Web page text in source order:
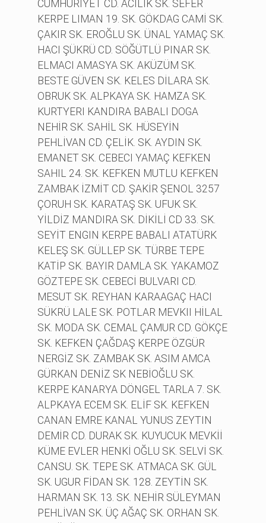
CUMHURİYET CD. ACILIK SK. SEFER
KERPE LIMAN 19. SK. GÖKDAG CAMİ SK.
ÇAKIR SK. EROĞLU SK. ÜNAL YAMAÇ SK.
HACI ŞÜKRÜ CD. SÖĞÜTLÜ PINAR SK.
ELMACI AMASYA SK. AKÜZÜM SK.
BESTE GÜVEN SK. KELES DİLARA SK.
OBRUK SK. ALPKAYA SK. HAMZA SK.
KURTYERI KANDIRA BABALI DOGA
NEHİR SK. SAHİL SK. HÜSEYİN
PEHLİVAN CD. ÇELİK. SK. AYDIN SK.
EMANET SK. CEBECI YAMAÇ KEFKEN
SAHIL 24. SK. KEFKEN MUTLU KEFKEN
ZAMBAK İZMİT CD. ŞAKİR ŞENOL 3257
ÇORUH SK. KARATAŞ SK. UFUK SK.
YİLDİZ MANDIRA SK. DİKİLİ CD 33. SK.
SEYİT ENGIN KERPE BABALI ATATÜRK
KELEŞ SK. GÜLLEP SK. TÜRBE TEPE
KATİP SK. BAYIR DAMLA SK. YAKAMOZ
GÖZTEPE SK. CEBECİ BULVARI CD.
MESUT SK. REYHAN KARAAGAÇ HACI
SÜKRÜ LALE SK. POTLAR MEVKII HİLAL
SK. MODA SK. CEMAL ÇAMUR CD. GÖKÇE
SK. KEFKEN ÇAĞDAŞ KERPE ÖZGÜR
NERGİZ SK. ZAMBAK SK. ASIM AMCA
GÜRKAN DENİZ SK NEBİOĞLU SK.
KERPE KANARYA DÖNGEL TARLA 7. SK.
ALPKAYA ECEM SK. ELİF SK. KEFKEN
CANAN EMRE KANAL YUNUS ZEYTIN
DEMİR CD. DURAK SK. KUYUCUK MEVKİİ
KÜME EVLER HENKİ OĞLU SK. SELVİ SK.
CANSU. SK. TEPE SK. ATMACA SK. GÜL
SK. UGUR FİDAN SK. 128. ZEYTİN SK.
HARMAN SK. 13. SK. NEHİR SÜLEYMAN
PEHLİVAN SK. ÜÇ AĞAÇ SK. ORHAN SK.